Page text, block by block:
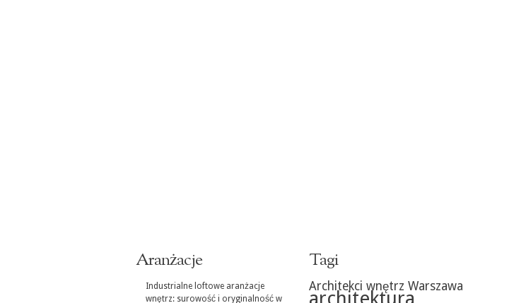
Aranżacje
Industrialne loftowe aranżacje
wnętrz: surowość i oryginalność w
Tagi
Architekci wnętrz Warszawa